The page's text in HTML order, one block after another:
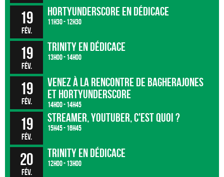
19
fév.
HortyUnderscore en dédicace
11h30 - 12h30
19
fév.
Trinity en dédicace
13h00 - 14h00
19
fév.
Venez à la rencontre de BagheraJones
et HortyUnderscore
14h00 - 14h45
19
fév.
Streamer, Youtuber, c'est quoi ?
15h45 - 16h45
20
fév.
Trinity en dédicace
12h00 - 13h00